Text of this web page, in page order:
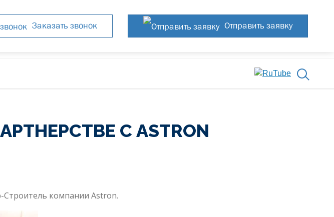
Заказать звонок Отправить заявку
С ASTRON
компании Astron.